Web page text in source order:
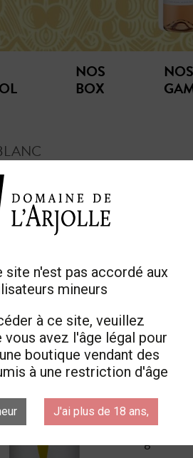
site n'est pas accordé aux
mineurs
à ce site, veuillez
avez l'âge légal pour
boutique vendant des
à une restriction d'âge
J'ai plus de 18 ans,
NOS
BOX
NOS
LES
ALCOOL
ZÉRO BLANC
Un
pour
Viognier -